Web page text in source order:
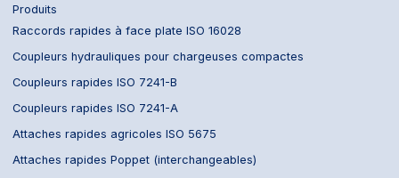
Produits
Raccords rapides à face plate ISO 16028
Coupleurs hydrauliques pour chargeuses compactes
Coupleurs rapides ISO 7241-B
Coupleurs rapides ISO 7241-A
Attaches rapides agricoles ISO 5675
Attaches rapides Poppet (interchangeables)